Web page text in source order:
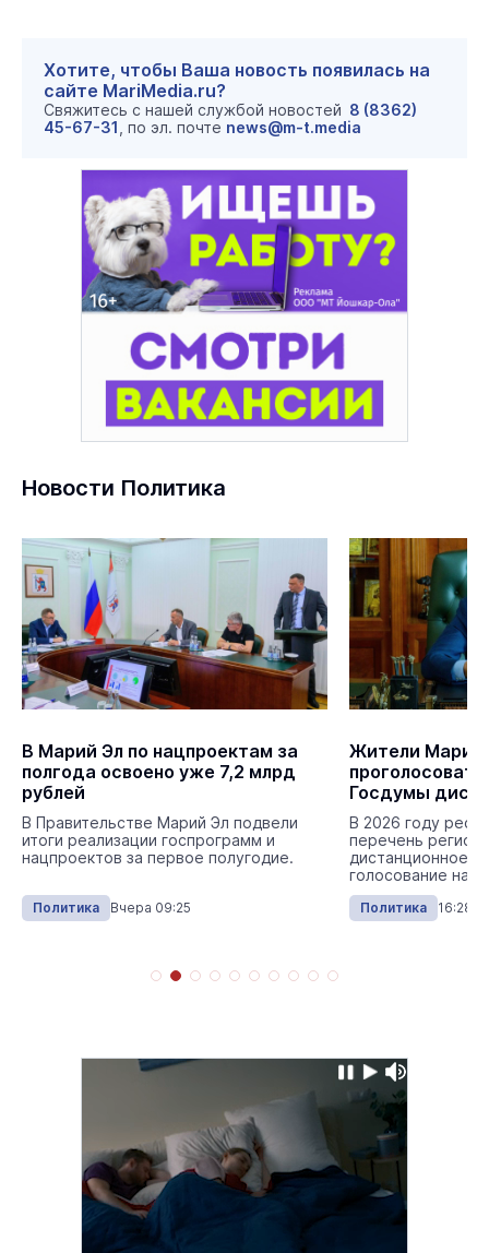
Хотите, чтобы Ваша новость появилась на
сайте MariMedia.ru?
Свяжитесь с нашей службой новостей 8 (8362)
45-67-31 , по эл. почте news@m-t.media
Новости Политика
В Марий Эл по нацпроектам за
полгода освоено уже 7,2 млрд
рублей
В Правительстве Марий Эл подвели
итоги реализации госпрограмм и
нацпроектов за первое полугодие.
Политика Вчера 09:25
Жители Марий
Госдумы
В 2026 году
перечень
дистанционное
голосование на
Политика 16:28